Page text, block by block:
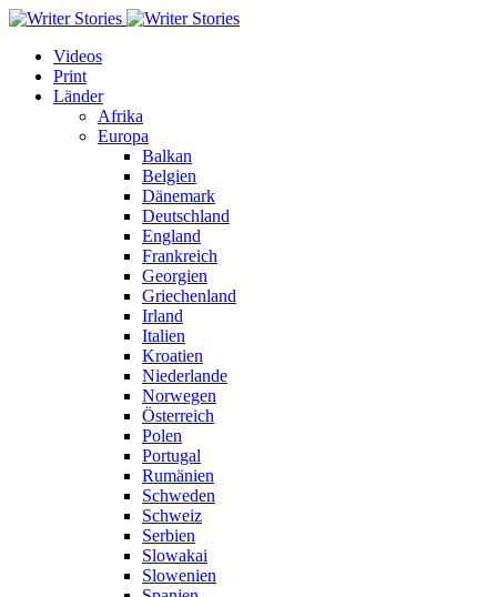
Videos
Print
Länder
Afrika
Europa
Balkan
Belgien
Dänemark
Deutschland
England
Frankreich
Georgien
Griechenland
Irland
Italien
Kroatien
Niederlande
Norwegen
Österreich
Polen
Portugal
Rumänien
Schweden
Schweiz
Serbien
Slowakai
Slowenien